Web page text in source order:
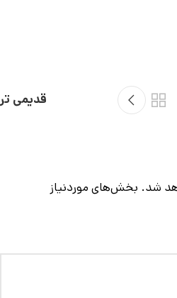
قدیمی تر
شد. بخش‌های موردنیاز